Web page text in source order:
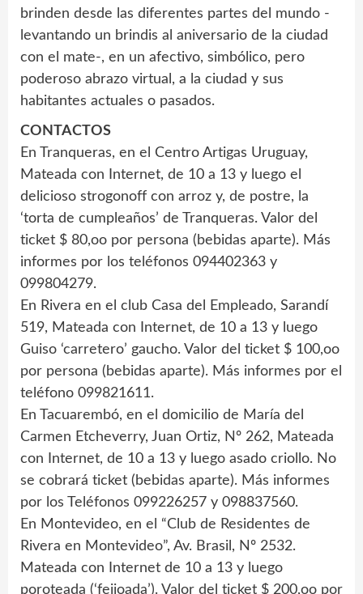
brinden desde las diferentes partes del mundo -
levantando un brindis al aniversario de la ciudad
con el mate-, en un afectivo, simbólico, pero
poderoso abrazo virtual, a la ciudad y sus
habitantes actuales o pasados.
CONTACTOS
En Tranqueras, en el Centro Artigas Uruguay,
Mateada con Internet, de 10 a 13 y luego el
delicioso strogonoff con arroz y, de postre, la
‘torta de cumpleaños’ de Tranqueras. Valor del
ticket $ 80,oo por persona (bebidas aparte). Más
informes por los teléfonos 094402363 y
099804279.
En Rivera en el club Casa del Empleado, Sarandí
519, Mateada con Internet, de 10 a 13 y luego
Guiso ‘carretero’ gaucho. Valor del ticket $ 100,oo
por persona (bebidas aparte). Más informes por el
teléfono 099821611.
En Tacuarembó, en el domicilio de María del
Carmen Etcheverry, Juan Ortiz, Nº 262, Mateada
con Internet, de 10 a 13 y luego asado criollo. No
se cobrará ticket (bebidas aparte). Más informes
por los Teléfonos 099226257 y 098837560.
En Montevideo, en el “Club de Residentes de
Rivera en Montevideo”, Av. Brasil, Nº 2532.
Mateada con Internet de 10 a 13 y luego
poroteada (‘feijoada’). Valor del ticket $ 200,oo por